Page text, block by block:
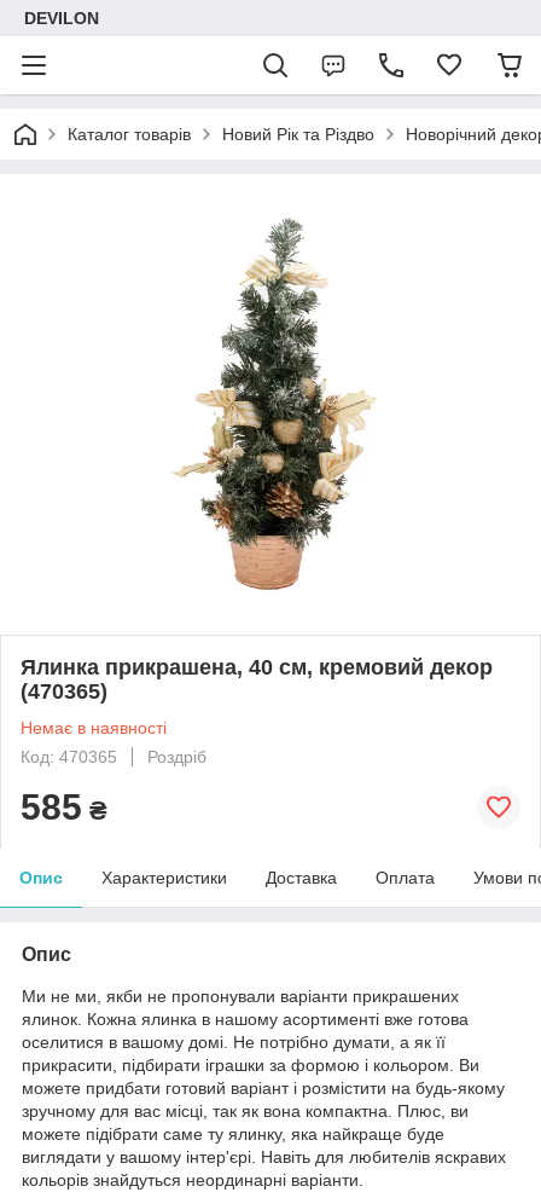
DEVILON
Каталог товарів Новий Рік та Різдво Новорічний
Ялинка прикрашена, 40 см, кремовий декор
(470365)
Немає в наявності
Код: 470365
Роздріб
585 ₴
Опис Характеристики Доставка Оплата Умови
Опис
Ми не ми, якби не пропонували варіанти прикрашених
ялинок. Кожна ялинка в нашому асортименті вже готова
оселитися в вашому домі. Не потрібно думати, а як її
прикрасити, підбирати іграшки за формою і кольором. Ви
можете придбати готовий варіант і розмістити на будь-якому
зручному для вас місці, так як вона компактна. Плюс, ви
можете підібрати саме ту ялинку, яка найкраще буде
виглядати у вашому інтер'єрі. Навіть для любителів яскравих
кольорів знайдуться неординарні варіанти.